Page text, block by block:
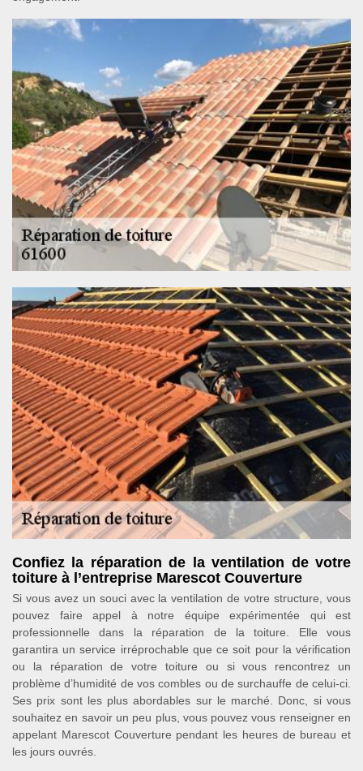
Confiez la réparation de la ventilation de votre
toiture à l’entreprise Marescot Couverture
Si vous avez un souci avec la ventilation de votre structure, vous
pouvez faire appel à notre équipe expérimentée qui est
professionnelle dans la réparation de la toiture. Elle vous
garantira un service irréprochable que ce soit pour la vérification
ou la réparation de votre toiture ou si vous rencontrez un
problème d’humidité de vos combles ou de surchauffe de celui-ci.
Ses prix sont les plus abordables sur le marché. Donc, si vous
souhaitez en savoir un peu plus, vous pouvez vous renseigner en
appelant Marescot Couverture pendant les heures de bureau et
les jours ouvrés.